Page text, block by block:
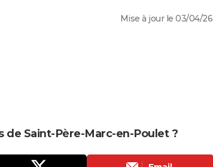
Mise à jour le 03/04/26
de Saint-Père-Marc-en-Poulet ?